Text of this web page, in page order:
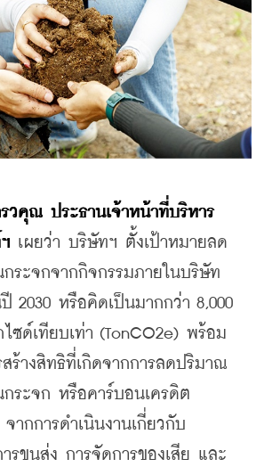
วคุณ ประธานเจ้าหน้าที่บริหาร
เผยว่า บริษัทฯ ตั้งเป้าหมายลด
กระจกจากกิจกรรมภายในบริษัท
2030 หรือคิดเป็นมากกว่า 8,000
ซด์เทียบเท่า (TonCO2e) พร้อม
สร้างสิทธิที่เกิดจากการลดปริมาณ
กระจก หรือคาร์บอนเครดิต
ากการดำเนินงานเกี่ยวกับ
รขนส่ง การจัดการของเสีย และ